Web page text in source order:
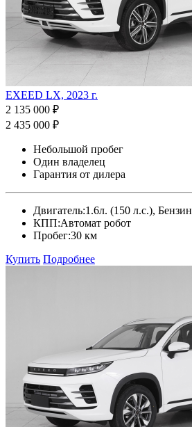
EXEED LX, 2023 г.
2 135 000 ₽
2 435 000 ₽
Небольшой пробег
Один владелец
Гарантия от дилера
Двигатель:1.6л. (150 л.с.), Бензин
КПП:Автомат робот
Пробег:30 км
Купить Подробнее